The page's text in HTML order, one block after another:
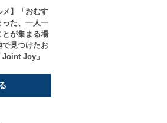
メ】「おむす
った、一人一
とが集まる場
で見つけたお
Joint Joy」